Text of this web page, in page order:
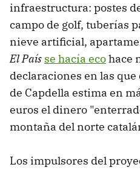
infraestructura: postes
campo de golf, tuberías
nieve artificial,
El País se hacía ecohace
declaraciones en las
de Capdella estima en
euros el dinero
montaña del norte
Los impulsores del